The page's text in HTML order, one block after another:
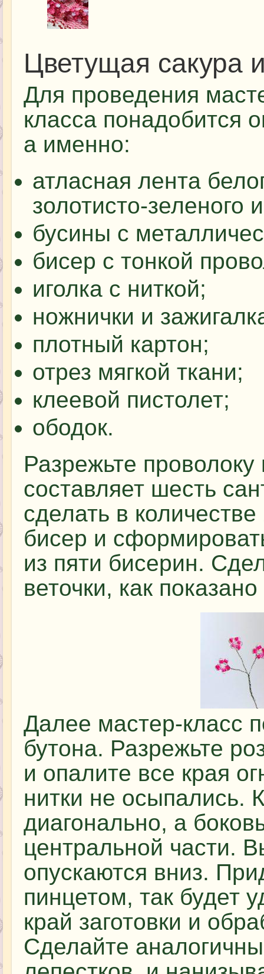
Цветущая сакура
Для проведения
класса понадобится
а именно:
атласная лента
золотисто-зеленого
бусины с
бисер с тонкой
иголка с ниткой;
ножнички и
плотный картон;
отрез мягкой ткани;
клеевой пистолет;
ободок.
Разрежьте
составляет шесть
сделать в
бисер и
из пяти бисерин.
веточки, как
Далее мастер-класс
бутона. Разрежьте
и опалите все края
нитки не осыпались.
диагонально, а
центральной части.
опускаются вниз.
пинцетом, так будет
край заготовки и
Сделайте